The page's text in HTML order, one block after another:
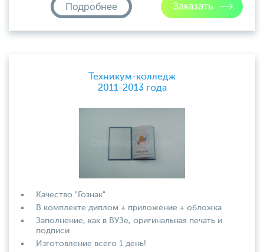
Подробнее
Техникум-колледж
2011-2013 года
Качество "Гознак"
В комплекте диплом + приложение + обложка
Заполнение, как в ВУЗе, оригинальная печать и
подписи
Изготовление всего 1 день!